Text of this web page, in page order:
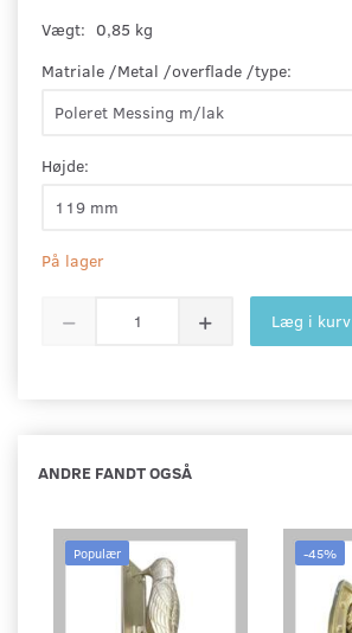
Vægt: 0,85 kg
Matriale /Metal /overflade /type:
Højde:
På lager
Læg i kurv
ANDRE FANDT OGSÅ
Populær -45%